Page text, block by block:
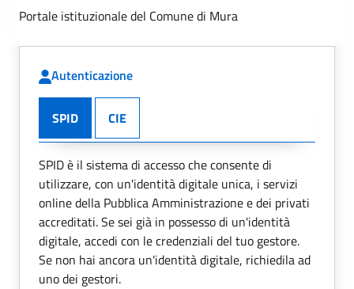
Portale istituzionale del Comune di Mura
Autenticazione
SPID CIE
SPID è il sistema di accesso che consente di
utilizzare, con un'identità digitale unica, i servizi
online della Pubblica Amministrazione e dei privati
accreditati. Se sei già in possesso di un'identità
digitale, accedi con le credenziali del tuo gestore.
Se non hai ancora un'identità digitale, richiedila ad
uno dei gestori.